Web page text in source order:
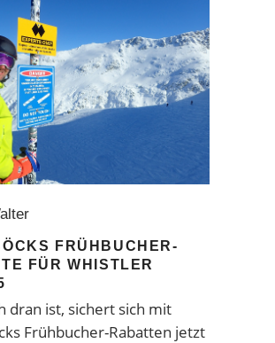
FRÜHBUCHER-
FÜR WHISTLER
dran ist, sichert sich mit
Frühbucher-Rabatten jetzt